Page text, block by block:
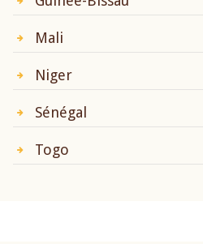
Mali
Niger
Sénégal
Togo